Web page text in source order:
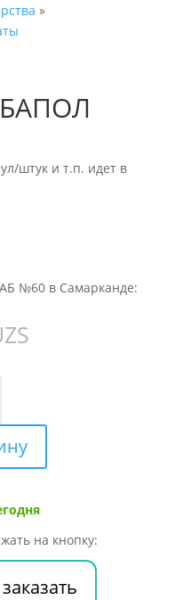
»
штук и т.п. идет в
№60 в Самарканде:
на кнопку: